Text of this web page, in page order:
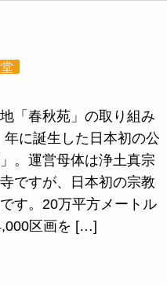
「春秋苑」の取り組み
に誕生した日本初の公
。運営母体は浄土真宗
ですが、日本初の宗教
す。20万平方メートル
区画を […]